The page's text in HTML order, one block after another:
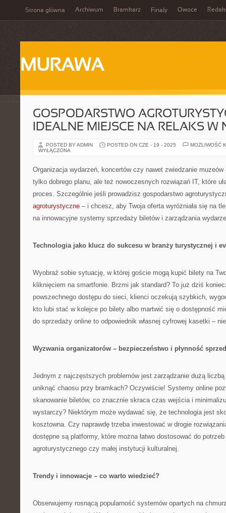
Strona główna Archiwum Bramkarz Finały Owoce
MURAWA
GOSPODARSTWO
IDEALNE MIEJSCE NA RELAKS W
POSTED BY ADMIN POSTED ON CZE - 19 - 2025
MOŻLIWOŚĆ
WYŁĄCZONA
Organizacja wydarzeń, koncertów czy nawet zwiedzanie
tylko dobrego planu, ale też nowoczesnych rozwiązań IT, które
proces. Szczególnie jeśli prowadzisz gospodarstwo
agroturystyczne – i chcesz, aby Twoja oferta wyróżniała się na
na innowacyjne systemy sprzedaży biletów i zarządzania
Technologia jako klucz do sukcesu w branży turystycznej i
Wyobraź sobie sytuację, w której goście mogą kupić bilety na
kliknięciem na smartfonie. Brzmi jak standard? To już dziś
powszechnego dostępu do sieci, klienci oczekują szybkich,
kto lubi stać w kolejce po bilety albo martwić się o dostępność
do sprzedaży online to odpowiednik własnej cyfrowej kasetki –
Wyzwania organizatorów – bezpieczeństwo i płynność
Jednym z najczęstszych problemów jest zarządzanie dużą
uniknąć chaosu przy bramkach? Oczywiście! Systemy online
skanowanie biletów, co znacznie skraca czas wejścia i
wystarczy? Niektórym może wydawać się, że technologia jest
kosztowna. Czy naprawdę trzeba inwestować w drogie
dostępne są platformy, które można łatwo dostosować do
agroturystycznego czy małej instytucji kulturalnej.
Trendy i innowacje – co warto wiedzieć?
Obserwujemy rosnącą popularność systemów opartych na